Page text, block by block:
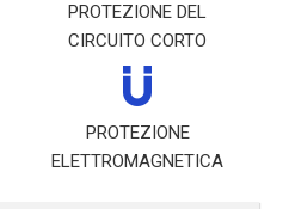
PROTEZIONE DEL
CIRCUITO CORTO
PROTEZIONE
ELETTROMAGNETICA